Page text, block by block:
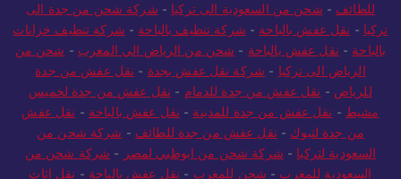
للطائف - شحن من السعودية الى تركيا - شركة شحن من جدة الى
تركيا - نقل عفش بالباحة - شركة تنظيف بالباحة - شركة تنظيف خزانات
بالباحة - نقل عفش بالباحة - شحن من الرياض الي المغرب - شحن من
الرياض الى تركيا - شركة نقل عفش بجدة - نقل عفش من جدة
للرياض - نقل عفش من جدة للدمام - نقل عفش من جدة لخميس
مشيط - نقل عفش من جدة للمدينة - نقل عفش بالباحة - نقل عفش
من جدة لتبوك - نقل عفش من جدة للطائف - شركة شحن من
السعودية لتركيا - شركة شحن من ابوظبي لمصر - شركة شحن من
السعودية للمغرب - شحن للمغرب - نقل عفش بالباحة - نقل اثاث